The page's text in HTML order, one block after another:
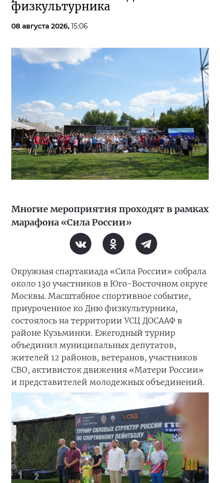
физкультурника
08 августа 2026, 15:06
Многие мероприятия проходят в рамках
марафона «Сила России»
Окружная спартакиада «Сила России» собрала
около 130 участников в Юго-Восточном округе
Москвы. Масштабное спортивное событие,
приуроченное ко Дню физкультурника,
состоялось на территории УСЦ ДОСААФ в
районе Кузьминки. Ежегодный турнир
объединил муниципальных депутатов,
жителей 12 районов, ветеранов, участников
СВО, активисток движения «Матери России»
и представителей молодежных объединений.